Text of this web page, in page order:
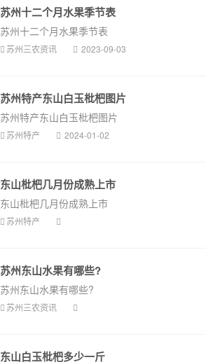
苏州十二个月水果季节表
苏州十二个月水果季节表
苏州三农资讯 2023-09-03
苏州特产东山白玉枇杷图片
苏州特产东山白玉枇杷图片
苏州特产 2024-01-02
东山枇杷几月份成熟上市
东山枇杷几月份成熟上市
苏州特产
苏州东山水果有哪些?
苏州东山水果有哪些?
苏州三农资讯
东山白玉枇杷多少一斤